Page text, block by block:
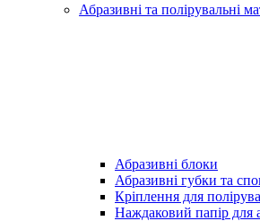
Абразивні та полірувальні
Абразивні блоки
Абразивні губки та
Кріплення для
Наждаковий папір для